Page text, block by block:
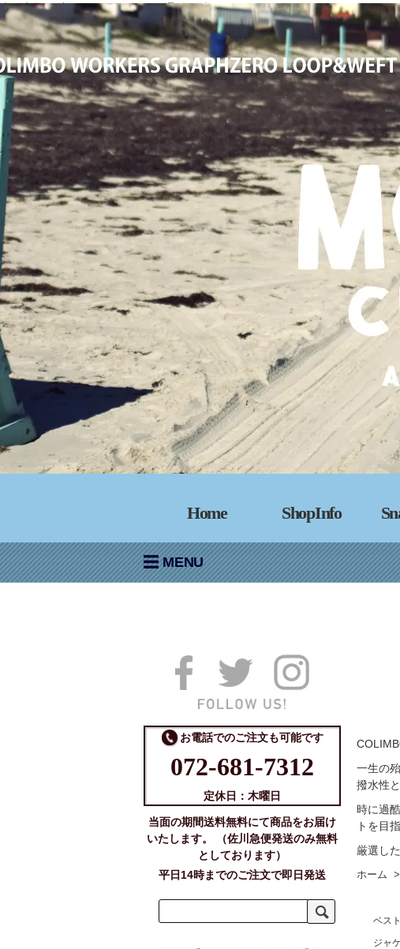
大阪高槻,国産ジーンズ,アメカジ,通販,販売, COLIMBO,コリンボ,WORKERS,ワ
Home ShopInfo
MENU
一生の
撥水性
時に過
トを目
厳選し
ホーム >
ベスト
ジャ
お電話でのご注文も可能です
072-681-7312
定休日：木曜日
当面の期間送料無料にて商品をお届け
いたします。 （佐川急便発送のみ無料
としております）
平日14時までのご注文で即日発送